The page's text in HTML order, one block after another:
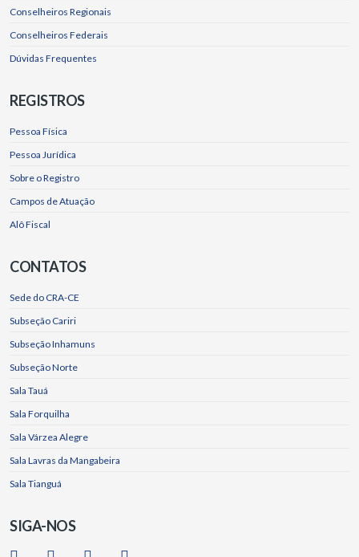
Conselheiros Regionais
Conselheiros Federais
Dúvidas Frequentes
REGISTROS
Pessoa Física
Pessoa Jurídica
Sobre o Registro
Campos de Atuação
Alô Fiscal
CONTATOS
Sede do CRA-CE
Subseção Cariri
Subseção Inhamuns
Subseção Norte
Sala Tauá
Sala Forquilha
Sala Várzea Alegre
Sala Lavras da Mangabeira
Sala Tianguá
SIGA-NOS